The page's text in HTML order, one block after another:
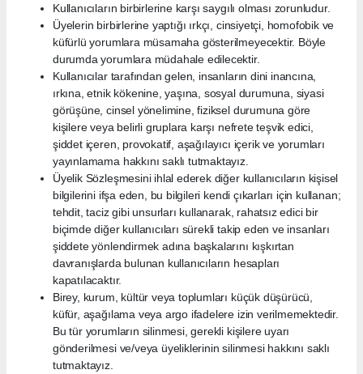
Kullanıcıların birbirlerine karşı saygılı olması zorunludur.
Üyelerin birbirlerine yaptığı ırkçı, cinsiyetçi, homofobik ve
küfürlü yorumlara müsamaha gösterilmeyecektir. Böyle
durumda yorumlara müdahale edilecektir.
Kullanıcılar tarafından gelen, insanların dini inancına,
ırkına, etnik kökenine, yaşına, sosyal durumuna, siyasi
görüşüne, cinsel yönelimine, fiziksel durumuna göre
kişilere veya belirli gruplara karşı nefrete teşvik edici,
şiddet içeren, provokatif, aşağılayıcı içerik ve yorumları
yayınlamama hakkını saklı tutmaktayız.
Üyelik Sözleşmesini ihlal ederek diğer kullanıcıların kişisel
bilgilerini ifşa eden, bu bilgileri kendi çıkarları için kullanan;
tehdit, taciz gibi unsurları kullanarak, rahatsız edici bir
biçimde diğer kullanıcıları sürekli takip eden ve insanları
şiddete yönlendirmek adına başkalarını kışkırtan
davranışlarda bulunan kullanıcıların hesapları
kapatılacaktır.
Birey, kurum, kültür veya toplumları küçük düşürücü,
küfür, aşağılama veya argo ifadelere izin verilmemektedir.
Bu tür yorumların silinmesi, gerekli kişilere uyarı
gönderilmesi ve/veya üyeliklerinin silinmesi hakkını saklı
tutmaktayız.